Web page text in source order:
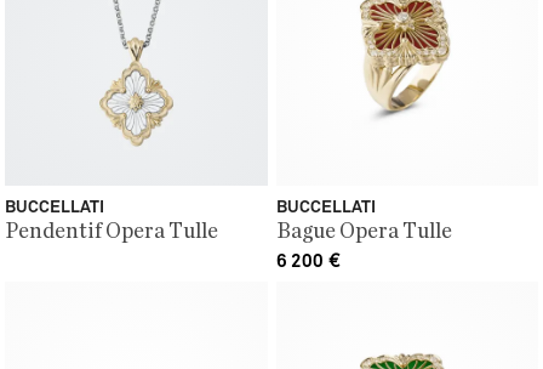
Pendentif Opera Tulle
BUCCELLATI
Bague Opera Tulle
BUCCELLATI
6 200 €